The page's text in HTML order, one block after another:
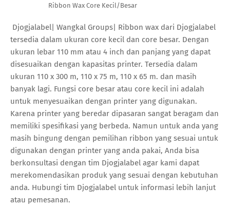
Ribbon Wax Core Kecil/Besar
Djogjalabel| Wangkal Groups| Ribbon wax dari Djogjalabel
tersedia dalam ukuran core kecil dan core besar. Dengan
ukuran lebar 110 mm atau 4 inch dan panjang yang dapat
disesuaikan dengan kapasitas printer. Tersedia dalam
ukuran 110 x 300 m, 110 x 75 m, 110 x 65 m. dan masih
banyak lagi. Fungsi core besar atau core kecil ini adalah
untuk menyesuaikan dengan printer yang digunakan.
Karena printer yang beredar dipasaran sangat beragam dan
memiliki spesifikasi yang berbeda. Namun untuk anda yang
masih bingung dengan pemilihan ribbon yang sesuai untuk
digunakan dengan printer yang anda pakai, Anda bisa
berkonsultasi dengan tim Djogjalabel agar kami dapat
merekomendasikan produk yang sesuai dengan kebutuhan
anda. Hubungi tim Djogjalabel untuk informasi lebih lanjut
atau pemesanan.